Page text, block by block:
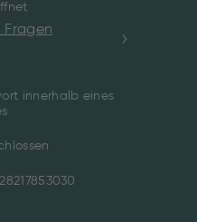
Fragen
innerhalb eines